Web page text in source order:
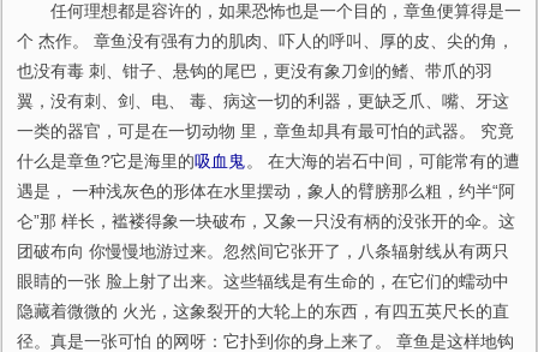
任何理想都是容许的，如果恐怖也是一个目的，章鱼便算得是一
个 杰作。 章鱼没有强有力的肌肉、吓人的呼叫、厚的皮、尖的角，
也没有毒 刺、钳子、悬钩的尾巴，更没有象刀剑的鳍、带爪的羽
翼，没有刺、剑、电、 毒、病这一切的利器，更缺乏爪、嘴、牙这
一类的器官，可是在一切动物 里，章鱼却具有最可怕的武器。 究竟
什么是章鱼?它是海里的吸血鬼。 在大海的岩石中间，可能常有的遭
遇是， 一种浅灰色的形体在水里摆动，象人的臂膀那么粗，约半“阿
仑”那 样长，褴褛得象一块破布，又象一只没有柄的没张开的伞。这
团破布向 你慢慢地游过来。忽然间它张开了，八条辐射线从有两只
眼睛的一张 脸上射了出来。这些辐线是有生命的，在它们的蠕动中
隐藏着微微的 火光，这象裂开的大轮上的东西，有四五英尺长的直
径。真是一张可怕 的网呀：它扑到你的身上来了。 章鱼是这样地钩